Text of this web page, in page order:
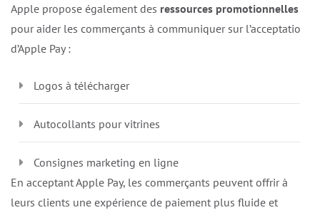
Apple propose également des ressources promotionnelles
pour aider les commerçants à communiquer sur l’acceptation
d’Apple Pay :
Logos à télécharger
Autocollants pour vitrines
Consignes marketing en ligne
En acceptant Apple Pay, les commerçants peuvent offrir à
leurs clients une expérience de paiement plus fluide et